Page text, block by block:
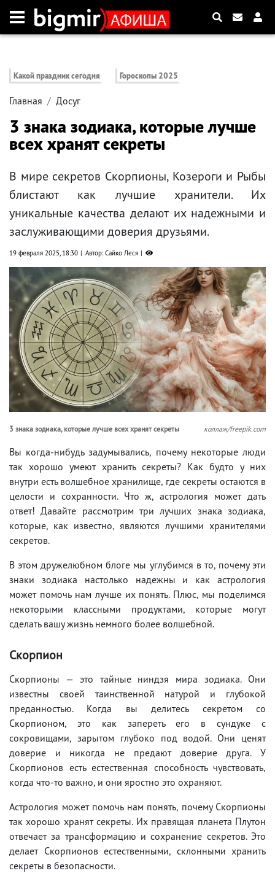
Какой праздник сегодня Гороскопы 2025
Главная Досуг
3 знака зодиака, которые лучше
всех хранят секреты
В мире секретов Скорпионы, Козероги и Рыбы
блистают как лучшие хранители. Их
уникальные качества делают их надежными и
заслуживающими доверия друзьями.
19 февраля 2025, 18:30 Автор: Сайко Леся
3 знака зодиака, которые лучше всех хранят секреты коллаж/freepik.com
Вы когда-нибудь задумывались, почему некоторые люди
так хорошо умеют хранить секреты? Как будто у них
внутри есть волшебное хранилище, где секреты остаются в
целости и сохранности. Что ж, астрология может дать
ответ! Давайте рассмотрим три лучших знака зодиака,
которые, как известно, являются лучшими хранителями
секретов.
В этом дружелюбном блоге мы углубимся в то, почему эти
знаки зодиака настолько надежны и как астрология
может помочь нам лучше их понять. Плюс, мы поделимся
некоторыми классными продуктами, которые могут
сделать вашу жизнь немного более волшебной.
Скорпион
Скорпионы — это тайные ниндзя мира зодиака. Они
известны своей таинственной натурой и глубокой
преданностью. Когда вы делитесь секретом со
Скорпионом, это как запереть его в сундуке с
сокровищами, зарытом глубоко под водой. Они ценят
доверие и никогда не предают доверие друга. У
Скорпионов есть естественная способность чувствовать,
когда что-то важно, и они яростно это охраняют.
Астрология может помочь нам понять, почему Скорпионы
так хорошо хранят секреты. Их правящая планета Плутон
отвечает за трансформацию и сохранение секретов. Это
делает Скорпионов естественными, склонными хранить
секреты в безопасности.